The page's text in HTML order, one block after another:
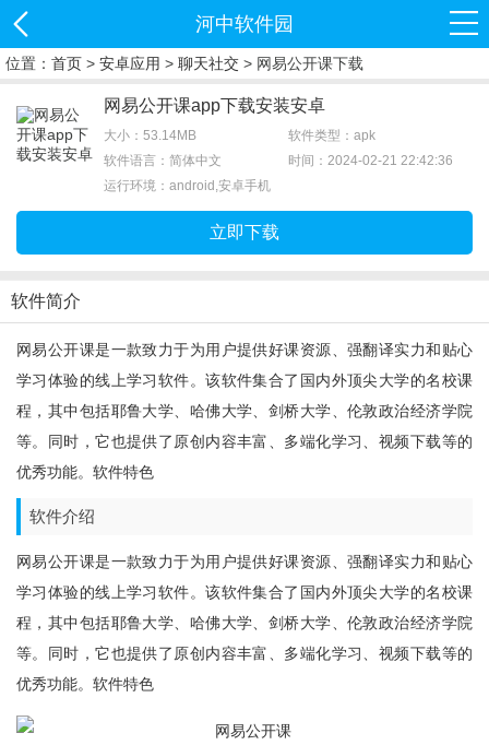
河中软件园
位置： 首页 > 安卓应用 > 聊天社交 > 网易公开课下载
网易公开课app下载安装安卓
大小：53.14MB
软件类型：apk
软件语言：简体中文
时间：2024-02-21 22:42:36
运行环境：android,安卓手机
立即下载
软件简介
网易公开课是一款致力于为用户提供好课资源、强翻译实力和贴心
学习体验的线上学习软件。该软件集合了国内外顶尖大学的名校课
程，其中包括耶鲁大学、哈佛大学、剑桥大学、伦敦政治经济学院
等。同时，它也提供了原创内容丰富、多端化学习、视频下载等的
优秀功能。软件特色
软件介绍
网易公开课是一款致力于为用户提供好课资源、强翻译实力和贴心
学习体验的线上学习软件。该软件集合了国内外顶尖大学的名校课
程，其中包括耶鲁大学、哈佛大学、剑桥大学、伦敦政治经济学院
等。同时，它也提供了原创内容丰富、多端化学习、视频下载等的
优秀功能。软件特色